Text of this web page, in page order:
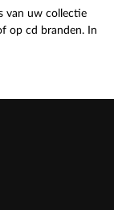
van uw collectie
op cd branden. In